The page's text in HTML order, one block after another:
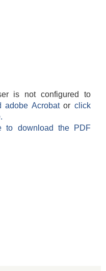
is not configured to
adobe Acrobatorclick
to download the PDF